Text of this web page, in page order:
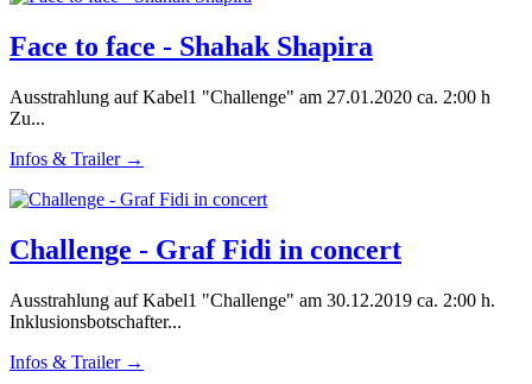
Face to face - Shahak Shapira
Ausstrahlung auf Kabel1 "Challenge" am 27.01.2020 ca. 2:00 h
Zu...
Infos & Trailer →
Challenge - Graf Fidi in concert
Ausstrahlung auf Kabel1 "Challenge" am 30.12.2019 ca. 2:00 h.
Inklusionsbotschafter...
Infos & Trailer →